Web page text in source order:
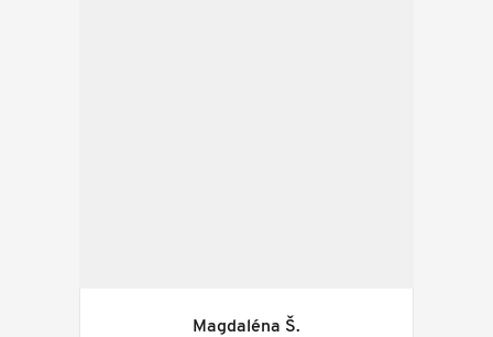
Magdaléna Š.